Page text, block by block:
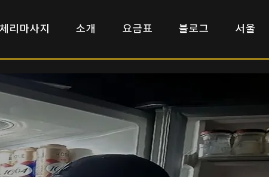
​체리마사지 소개 요금표 블로그 서울